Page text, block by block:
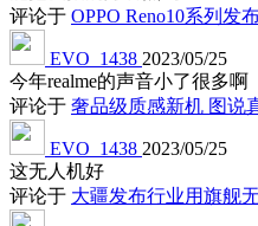
评论于 OPPO Reno10系列发
EVO_1438 2023/05/25
今年realme的声音小了很多啊
评论于 奢品级质感新机 图说
EVO_1438 2023/05/25
这无人机好
评论于 大疆发布行业用旗舰